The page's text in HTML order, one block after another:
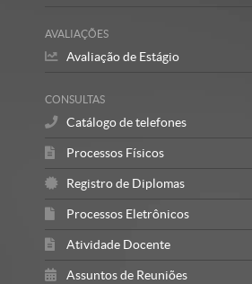
AVALIAÇÕES
Avaliação de Estágio
CONSULTAS
Catálogo de telefones
Processos Físicos
Registro de Diplomas
Processos Eletrônicos
Atividade Docente
Assuntos de Reuniões